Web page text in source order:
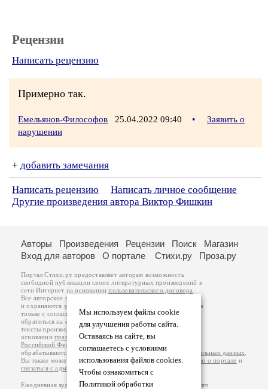
Рецензии
Написать рецензию
Примерно так.
Емельянов-Философов 25.04.2022 09:40 •
Заявить о
нарушении
+ добавить замечания
Написать рецензию
Написать личное сообщение
Другие произведения автора Виктор Фишкин
Мы используем файлы cookie
для улучшения работы сайта.
Оставаясь на сайте, вы
соглашаетесь с условиями
использования файлов cookies.
Чтобы ознакомиться с
Политикой обработки
Авторы Произведения Рецензии Поиск
Магазин
Вход для авторов
О портале Стихи.ру Проза.ру
Портал Стихи.ру предоставляет авторам возможность
свободной публикации своих литературных произведений в
сети Интернет на основаниипользовательского договора
Все авторские права на произведения принадлежат авторам
и охраняются законом
. Перепечатка произведений возможна
только с согласия его автора, к которому вы можете
обратиться на его авторской странице. Ответственность за
тексты произведений авторы несут самостоятельно на
основанииправил публикацииизаконодательства
Российской Федерации
обрабатываются на основанииПолитики обработки персональных данных
Вы также можете посмотреть более подробнуюинформацию о портале и
связаться с администрацией
Ежедневная аудитория портала Стихи.ру – порядка 200 тысяч